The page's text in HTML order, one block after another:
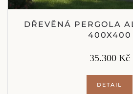
DŘEVĚNÁ PERGOLA
400X400
35.300 Kč
DETAIL